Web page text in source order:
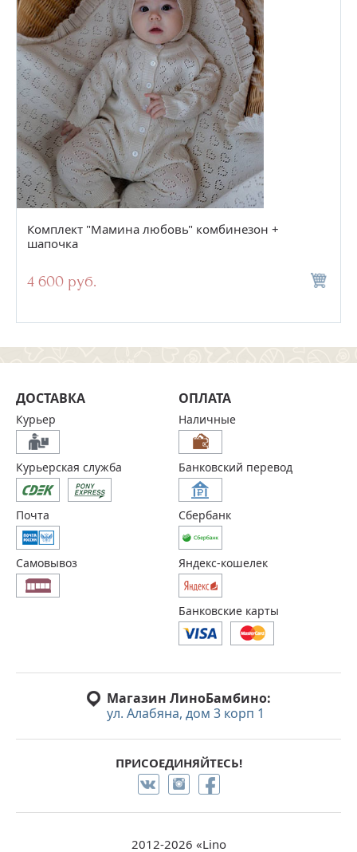
Комплект "Мамина любовь" комбинезон +
шапочка
4 600 руб.
Магазин ЛиноБамбино:
ул. Алабяна, дом 3 корп 1
ПРИСОЕДИНЯЙТЕСЬ!
ДОСТАВКА
Курьер
Курьерская служба
Почта
Самовывоз
ОПЛАТА
Наличные
Банковский перевод
Сбербанк
Яндекс-кошелек
Банковские карты
2012-2026 «Lino